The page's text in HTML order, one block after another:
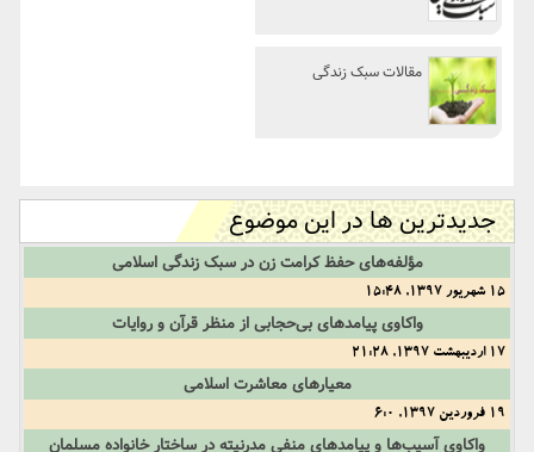
مقالات سبک زندگی
جدیدترین ها در این موضوع
مؤلفه‌های حفظ کرامت زن در سبک زندگی اسلامی
15 شهریور 1397, 15:48
واکاوی پیامدهای بی‌حجابی از منظر قرآن و روایات
17 اردیبهشت 1397, 21:28
معیارهای معاشرت اسلامی
19 فروردین 1397, 6:0
واكاوى آسیب‌ها و پیامدهای منفی مدرنیته در ساختار خانواده مسلمان